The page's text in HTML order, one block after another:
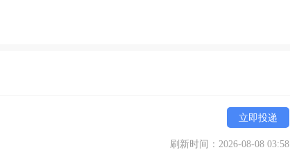
立即投递
刷新时间：2026-08-08 03:58